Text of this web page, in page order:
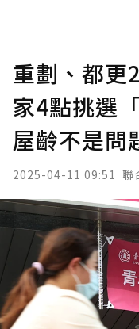
重劃、都更
家4點挑選
屋齡不是問
2025-04-11 09:51 聯